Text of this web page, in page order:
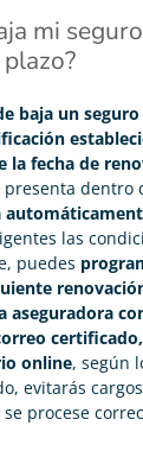
mi
baja un seguro
la fecha de
presenta dentro
las
puedes
aseguradora
online, según
evitarás
procese